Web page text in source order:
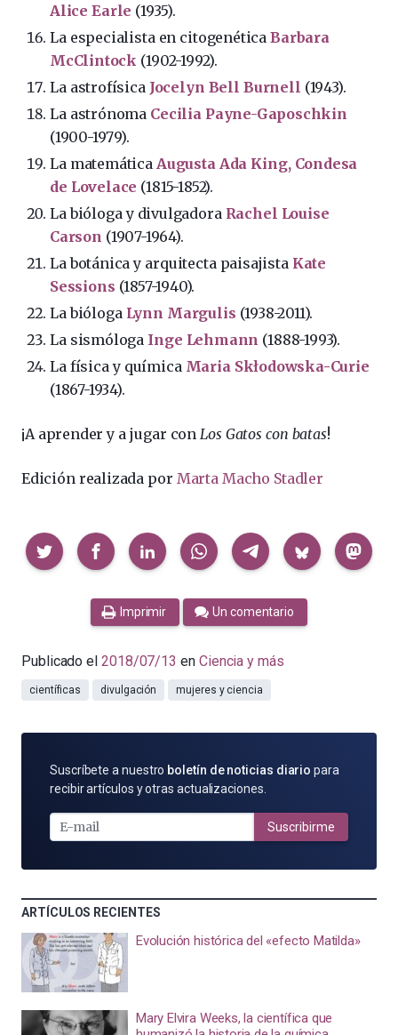
Alice Earle (1935).
La especialista en citogenéticaBarbara
McClintock (1902-1992).
La astrofísica Jocelyn Bell Burnell (1943).
La astrónoma Cecilia Payne-Gaposchkin
(1900-1979).
La matemática Augusta Ada King, Condesa
de Lovelace (1815-1852).
La bióloga y divulgadora Rachel Louise
Carson (1907-1964).
La botánica y arquitecta paisajista Kate
Sessions (1857-1940).
La bióloga Lynn Margulis (1938-2011).
La sismóloga Inge Lehmann (1888-1993).
La física y química Maria Skłodowska-Curie
(1867-1934).
¡A aprender y a jugar con Los Gatos con batas!
Edición realizada por Marta Macho Stadler
Compartir
Imprimir Un comentario
Publicado el 2018/07/13 en Ciencia y más
científicas divulgación mujeres y ciencia
SUSCRÍBETE
POR
MAIL
Suscríbete a nuestro boletín de noticias diario para
recibir artículos y otras actualizaciones.
Suscribirme
ARTÍCULOS RECIENTES
Evolución histórica del «efecto Matilda»
Mary Elvira Weeks, la científica que